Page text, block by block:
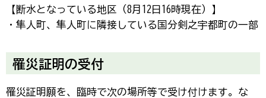
【断水となっている地区（8月12日16時現在）】
・隼人町、隼人町に隣接している国分剣之宇都町の一部
罹災証明の受付
罹災証明願を、臨時で次の場所等で受け付けます。な